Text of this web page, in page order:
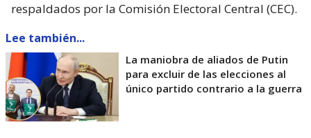
respaldados por la Comisión Electoral Central (CEC).
Lee también...
La maniobra de aliados de Putin
para excluir de las elecciones al
único partido contrario a la guerra